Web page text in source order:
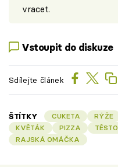
vracet.
Vstoupit do diskuze
Sdílejte článek
ŠTÍTKY CUKETA RÝŽE
KVĚTÁK
PIZZA TĚSTO
RAJSKÁ OMÁČKA